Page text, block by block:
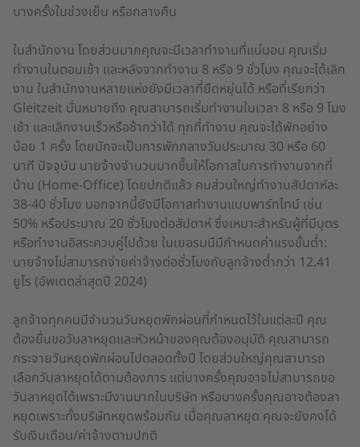
บางครั้งในช่วงเย็น หรือกลางคืน
ในสำนักงาน โดยส่วนมากคุณจะมีเวลาทำงานที่แน่นอน คุณเริ่ม
ทำงานในตอนเช้า และหลังจากทำงาน 8 หรือ 9 ชั่วโมง คุณจะได้เลิก
งาน ในสำนักงานหลายแห่งยังมีเวลาที่ยืดหยุ่นได้ หรือที่เรียกว่า
Gleitzeit นั่นหมายถึง คุณสามารถเริ่มทำงานในเวลา 8 หรือ 9 โมง
เช้า และเลิกงานเร็วหรือช้ากว่าได้ ทุกที่ทำงาน คุณจะได้พักอย่าง
น้อย 1 ครั้ง โดยมักจะเป็นการพักกลางวันประมาณ 30 หรือ 60
นาที ปัจจุบัน นายจ้างจำนวนมากขึ้นให้โอกาสในการทำงานจากที่
บ้าน (Home-Office) โดยปกติแล้ว คนส่วนใหญ่ทำงานสัปดาห์ละ
38-40 ชั่วโมง นอกจากนี้ยังมีโอกาสทำงานแบบพาร์ทไทม์ เช่น
50% หรือประมาณ 20 ชั่วโมงต่อสัปดาห์ ซึ่งเหมาะสำหรับผู้ที่มีบุตร
หรือทำงานอิสระควบคู่ไปด้วย ในเยอรมนีมีกำหนดค่าแรงขั้นต่ำ:
นายจ้างไม่สามารถจ่ายค่าจ้างต่อชั่วโมงกับลูกจ้างต่ำกว่า 12.41
ยูโร (อัพเดตล่าสุดปี 2024)
ลูกจ้างทุกคนมีจำนวนวันหยุดพักผ่อนที่กำหนดไว้ในแต่ละปี คุณ
ต้องยื่นขอวันลาหยุดและหัวหน้าของคุณต้องอนุมัติ คุณสามารถ
กระจายวันหยุดพักผ่อนไปตลอดทั้งปี โดยส่วนใหญ่คุณสามารถ
เลือกวันลาหยุดได้ตามต้องการ แต่บางครั้งคุณอาจไม่สามารถขอ
วันลาหยุดได้เพราะมีงานมากในบริษัท หรือบางครั้งคุณอาจต้องลา
หยุดเพราะทั้งบริษัทหยุดพร้อมกัน เมื่อคุณลาหยุด คุณจะยังคงได้
รับเงินเดือน/ค่าจ้างตามปกติ